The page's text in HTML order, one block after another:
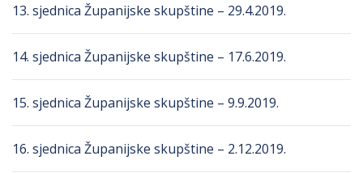
13. sjednica Županijske skupštine – 29.4.2019.
14. sjednica Županijske skupštine – 17.6.2019.
15. sjednica Županijske skupštine – 9.9.2019.
16. sjednica Županijske skupštine – 2.12.2019.